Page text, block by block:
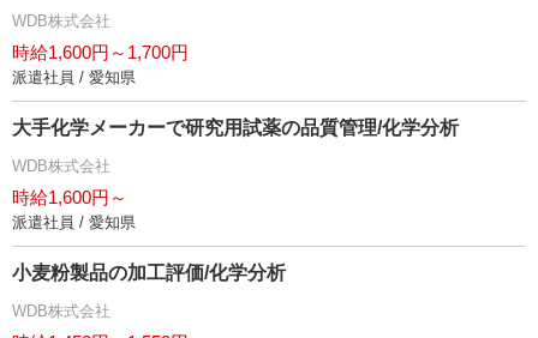
WDB株式会社
時給1,600円～1,700円
派遣社員 / 愛知県
大手化学メーカーで研究用試薬の品質管理/化学分析
WDB株式会社
時給1,600円～
派遣社員 / 愛知県
小麦粉製品の加工評価/化学分析
WDB株式会社